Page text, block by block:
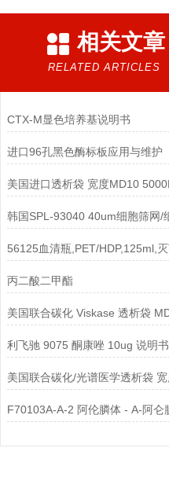
相关文章
RELATED ARTICLES
CTX-M显色培养基说明书
进口96孔黑色酶标板应用与维护
丙二酸二甲酯
利飞驰 9075 酮康唑 10ug 说明书